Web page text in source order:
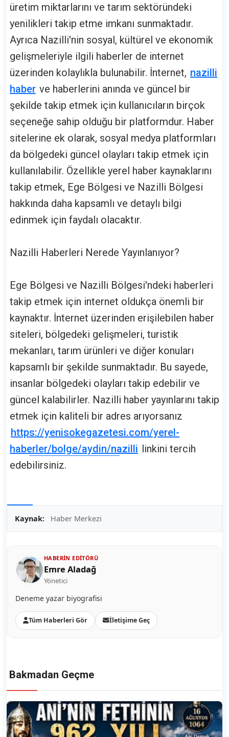
üretim miktarlarını ve tarım sektöründeki
yenilikleri takip etme imkanı sunmaktadır.
Ayrıca Nazilli'nin sosyal, kültürel ve ekonomik
gelişmeleriyle ilgili haberler de internet
üzerinden kolaylıkla bulunabilir. İnternet, nazilli
haber ve haberlerini anında ve güncel bir
şekilde takip etmek için kullanıcıların birçok
seçeneğe sahip olduğu bir platformdur. Haber
sitelerine ek olarak, sosyal medya platformları
da bölgedeki güncel olayları takip etmek için
kullanılabilir. Özellikle yerel haber kaynaklarını
takip etmek, Ege Bölgesi ve Nazilli Bölgesi
hakkında daha kapsamlı ve detaylı bilgi
edinmek için faydalı olacaktır.
Nazilli Haberleri Nerede Yayınlanıyor?
Ege Bölgesi ve Nazilli Bölgesi'ndeki haberleri
takip etmek için internet oldukça önemli bir
kaynaktır. İnternet üzerinden erişilebilen haber
siteleri, bölgedeki gelişmeleri, turistik
mekanları, tarım ürünleri ve diğer konuları
kapsamlı bir şekilde sunmaktadır. Bu sayede,
insanlar bölgedeki olayları takip edebilir ve
güncel kalabilirler. Nazilli haber yayınlarını takip
etmek için kaliteli bir adres arıyorsanız
https://yenisokegazetesi.com/yerel-
haberler/bolge/aydin/nazilli linkini tercih
edebilirsiniz.
Kaynak: Haber Merkezi
HABERIN EDITÖRÜ
Emre Aladağ
Yönetici
Deneme yazar biyografisi
Tüm Haberleri Gör İletişime Geç
Bakmadan Geçme